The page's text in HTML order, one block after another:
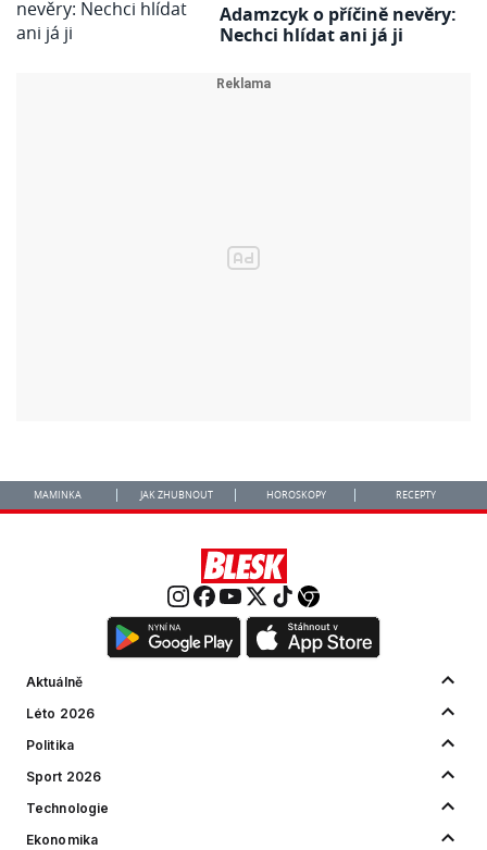
Adamzcyk o příčině nevěry:
Nechci hlídat ani já ji
MAMINKA JAK ZHUBNOUT HOROSKOPY RECEPTY
Aktuálně
Léto 2026
Politika
Sport 2026
Technologie
Ekonomika